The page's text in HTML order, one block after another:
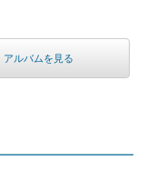
アルバムを見る